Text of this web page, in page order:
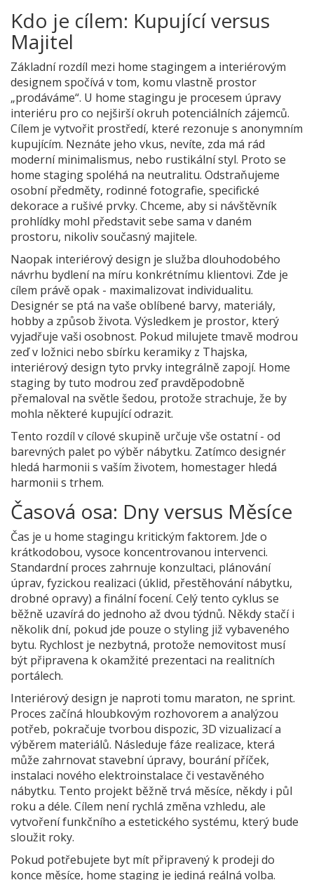
Kdo je cílem: Kupující versus
Majitel
Základní rozdíl mezi home stagingem a interiérovým
designem spočívá v tom, komu vlastně prostor
„prodáváme“. U home stagingu je procesem úpravy
interiéru pro co nejširší okruh potenciálních zájemců.
Cílem je vytvořit prostředí, které rezonuje s anonymním
kupujícím. Neznáte jeho vkus, nevíte, zda má rád
moderní minimalismus, nebo rustikální styl. Proto se
home staging spoléhá na neutralitu. Odstraňujeme
osobní předměty, rodinné fotografie, specifické
dekorace a rušivé prvky. Chceme, aby si návštěvník
prohlídky mohl představit sebe sama v daném
prostoru, nikoliv současný majitele.
Naopak interiérový design je služba dlouhodobého
návrhu bydlení na míru konkrétnímu klientovi. Zde je
cílem právě opak - maximalizovat individualitu.
Designér se ptá na vaše oblíbené barvy, materiály,
hobby a způsob života. Výsledkem je prostor, který
vyjadřuje vaši osobnost. Pokud milujete tmavě modrou
zeď v ložnici nebo sbírku keramiky z Thajska,
interiérový design tyto prvky integrálně zapojí. Home
staging by tuto modrou zeď pravděpodobně
přemaloval na světle šedou, protože strachuje, že by
mohla některé kupující odrazit.
Tento rozdíl v cílové skupině určuje vše ostatní - od
barevných palet po výběr nábytku. Zatímco designér
hledá harmonii s vaším životem, homestager hledá
harmonii s trhem.
Časová osa: Dny versus Měsíce
Čas je u home stagingu kritickým faktorem. Jde o
krátkodobou, vysoce koncentrovanou intervenci.
Standardní proces zahrnuje konzultaci, plánování
úprav, fyzickou realizaci (úklid, přestěhování nábytku,
drobné opravy) a finální focení. Celý tento cyklus se
běžně uzavírá do jednoho až dvou týdnů. Někdy stačí i
několik dní, pokud jde pouze o styling již vybaveného
bytu. Rychlost je nezbytná, protože nemovitost musí
být připravena k okamžité prezentaci na realitních
portálech.
Interiérový design je naproti tomu maraton, ne sprint.
Proces začíná hloubkovým rozhovorem a analýzou
potřeb, pokračuje tvorbou dispozic, 3D vizualizací a
výběrem materiálů. Následuje fáze realizace, která
může zahrnovat stavební úpravy, bourání příček,
instalaci nového elektroinstalace či vestavěného
nábytku. Tento projekt běžně trvá měsíce, někdy i půl
roku a déle. Cílem není rychlá změna vzhledu, ale
vytvoření funkčního a estetického systému, který bude
sloužit roky.
Pokud potřebujete byt mít připravený k prodeji do
konce měsíce, home staging je jediná reálná volba.